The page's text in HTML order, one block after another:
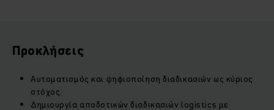
Προκλήσεις
Αυτοματισμός και ψηφιοποίηση διαδικασιών ως κύριος
στόχος.
Δημιουργία αποδοτικών διαδικασιών logistics με